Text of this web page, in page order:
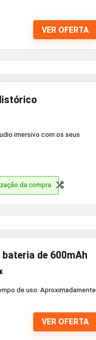
VER OFERTA
imersivo com os seus
da compra
de 600mAh
de uso: Aproximadamente
VER OFERTA